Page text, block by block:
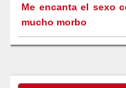
Me encanta el sexo
mucho morbo